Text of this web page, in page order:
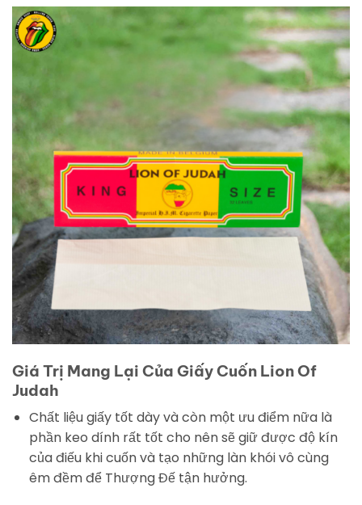
Giá Trị Mang Lại Của Giấy Cuốn Lion Of
Judah
Chất liệu giấy tốt dày và còn một ưu điểm nữa là
phần keo dính rất tốt cho nên sẽ giữ được độ kín
của điếu khi cuốn và tạo những làn khói vô cùng
êm đềm để Thượng Đế tận hưởng.